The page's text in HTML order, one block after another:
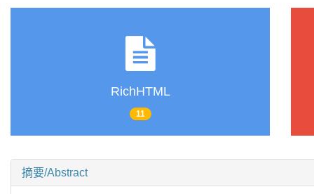
RichHTML
11
摘要/Abstract